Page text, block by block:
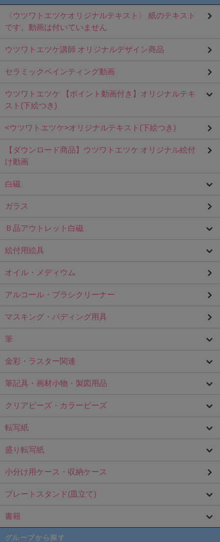
〈ウツワトエツケオリジナルテキスト〉 紙のテキスト
です。動画は付いていません
ウツワトエツケ講師 オリジナルデザイン商品
セラミックペインティング動画
ウツワトエツケ 【ポイント動画付き】オリジナルテキ
スト(下絵つき)
<ウツワトエツケ>オリジナルテキスト(下絵つき)
【ダウンロード商品】ウツワトエツケ オリジナル絵付
け動画
白磁
ガラス
Ｂ品アウトレット白磁
絵付用絵具
オイル・メディウム
アルコール・ブラシクリーナー
マスキング・パディング用具
筆
金彩・ラスター関連
筆記具・画材小物・製図用品
クリアビーズ・カラービーズ
転写紙
盛り転写紙
小分け用ケース・収納ケース
プレートスタンド(皿立て)
書籍
グループから探す